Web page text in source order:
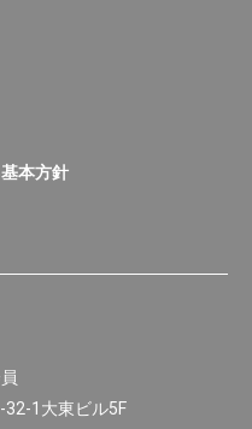
本方針
1大東ビル5F